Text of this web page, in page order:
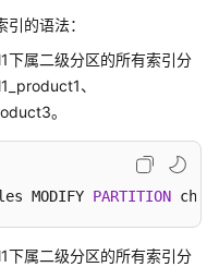
的语法：
下属二级分区的所有索引分
、
。
MODIFY PARTITION
下属二级分区的所有索引分